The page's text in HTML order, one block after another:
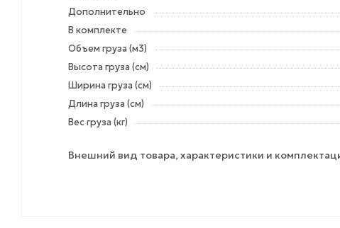
Дополнительно
В комплекте
Объем груза (м3)
Высота груза (см)
Ширина груза (см)
Длина груза (см)
Вес груза (кг)
Внешний вид товара, характеристики и